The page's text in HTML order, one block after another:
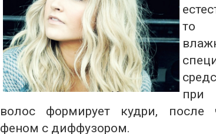
то
при
волос формирует кудри, после
феном с диффузором.